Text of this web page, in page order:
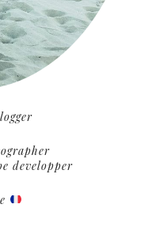
developper